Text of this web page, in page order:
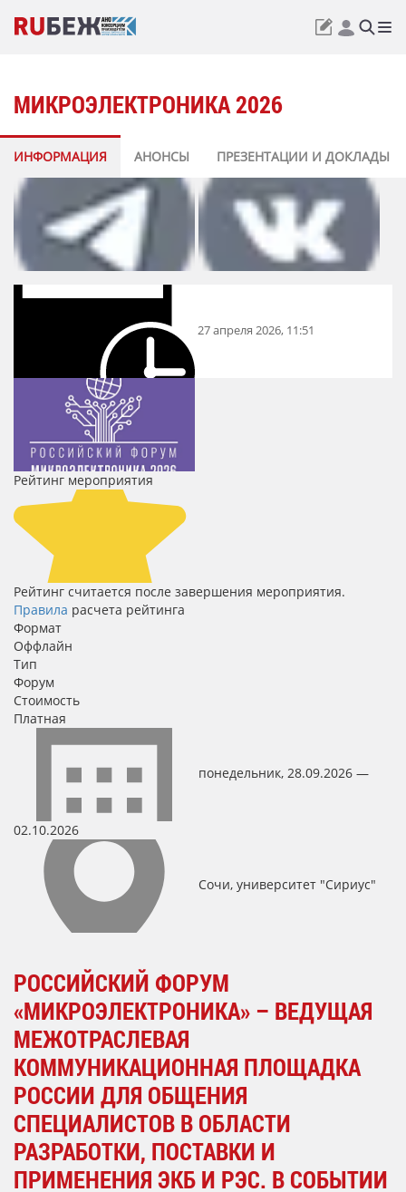
МИКРОЭЛЕКТРОНИКА 2026
ИНФОРМАЦИЯ АНОНСЫ ПРЕЗЕНТАЦИИ И ДОКЛАДЫ
27 апреля 2026, 11:51
Рейтинг мероприятия
Рейтинг считается после завершения мероприятия.
Правила расчета рейтинга
Формат
Оффлайн
Тип
Форум
Стоимость
Платная
понедельник, 28.09.2026 —
02.10.2026
Сочи, университет "Сириус"
РОССИЙСКИЙ ФОРУМ
«МИКРОЭЛЕКТРОНИКА» – ВЕДУЩАЯ
МЕЖОТРАСЛЕВАЯ
КОММУНИКАЦИОННАЯ ПЛОЩАДКА
РОССИИ ДЛЯ ОБЩЕНИЯ
СПЕЦИАЛИСТОВ В ОБЛАСТИ
РАЗРАБОТКИ, ПОСТАВКИ И
ПРИМЕНЕНИЯ ЭКБ И РЭС. В СОБЫТИИ